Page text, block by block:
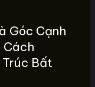
Góc Cạnh
Cách
Trúc Bất